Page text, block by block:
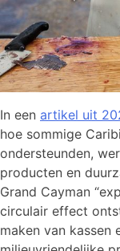
In een artikel uit
hoe sommige
ondersteunden,
producten en
Grand Cayman
circulair effect
maken van kassen